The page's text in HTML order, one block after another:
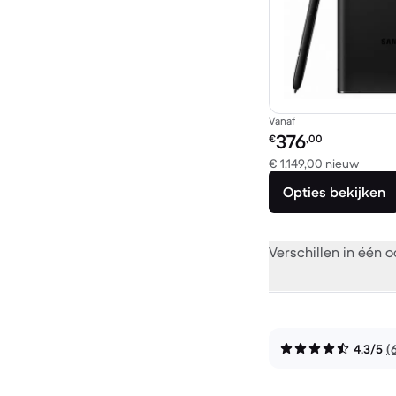
Vanaf
Refurbished prijs:
€376,00
€ 1.149,00 nieuw
Opties bekijken
Verschillen in één
4,3/5